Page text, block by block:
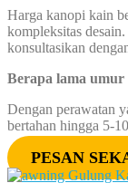
Harga kanopi kain
kompleksitas
konsultasikan
Berapa lama
Dengan perawatan
bertahan hingga 5-
PESAN